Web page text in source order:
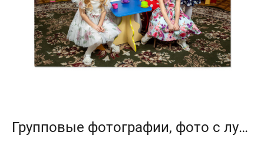
Групповые фотографии, фото с лучшим другом